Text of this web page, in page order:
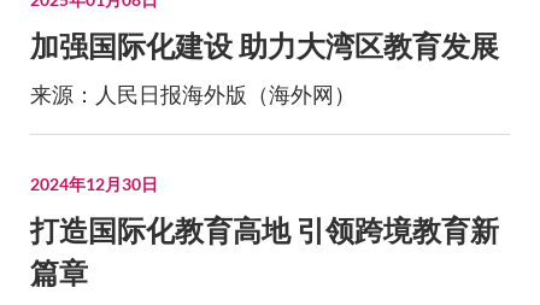
加强国际化建设 助力大湾区教育发展
来源：人民日报海外版（海外网）
2024年12月30日
打造国际化教育高地 引领跨境教育新
篇章